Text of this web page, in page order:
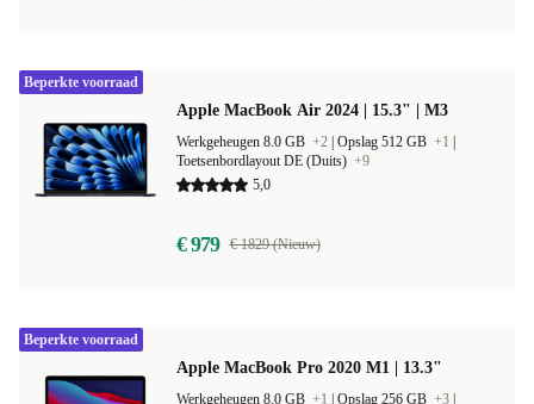
Apple MacBook Air 2024 | 15.3" | M3
Werkgeheugen 8.0 GB +2 Opslag 512 GB +1
Toetsenbordlayout DE (Duits) +9
5,0
€ 979 € 1829 (Nieuw)
Beperkte voorraad
Apple MacBook Pro 2020 M1 | 13.3"
Werkgeheugen 8.0 GB +1 Opslag 256 GB +3
Beperkte voorraad